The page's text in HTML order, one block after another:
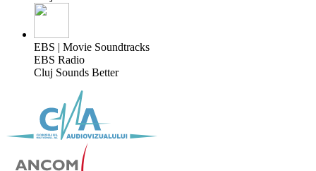
EBS | Movie Soundtracks
EBS Radio
Cluj Sounds Better